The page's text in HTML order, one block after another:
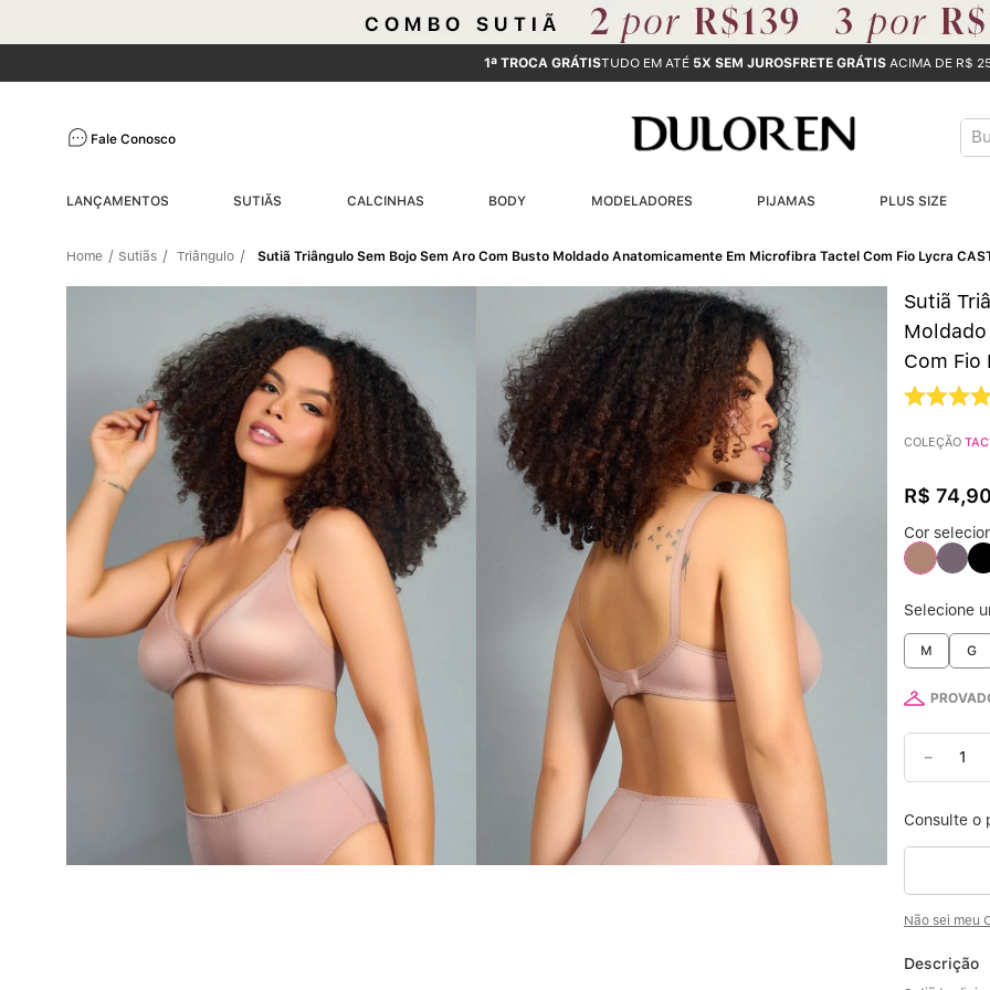
1ª TROCA GRÁTISTUDO EM ATÉ 5X SEM JUROSFRETE GRÁTIS ACIMA DE R$
Fale Conosco
LANÇAMENTOS SUTIÃS CALCINHAS BODY MODELADORES PIJAMAS PLUS SIZE
Sutiãs Triângulo Sutiã Triângulo Sem Bojo Sem Aro Com Busto Moldado Anatomicamente Em Microfibra Tactel Com Fio Lycra
Sutiã
Com Fio
COLEÇÃO
R$ 74,90
Cor
Selecione
M G
－
Não sei meu
Descrição
1º
3
6
9